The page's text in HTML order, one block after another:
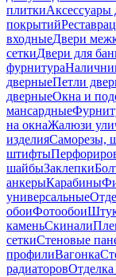
плиткиАксессуары
покрытий
входныеДвери
сеткиДвери для
фурнитура
дверныеПетли
дверныеОкна и
мансардные
на окнаЖалюзи
изделияСаморезы,
штифты
шайбыЗаклепки
анкерыКарабины
универсальные
обоиФотообои
каменьСкинали
сеткиСтеновые
профилиВагонка
радиаторовОтделка